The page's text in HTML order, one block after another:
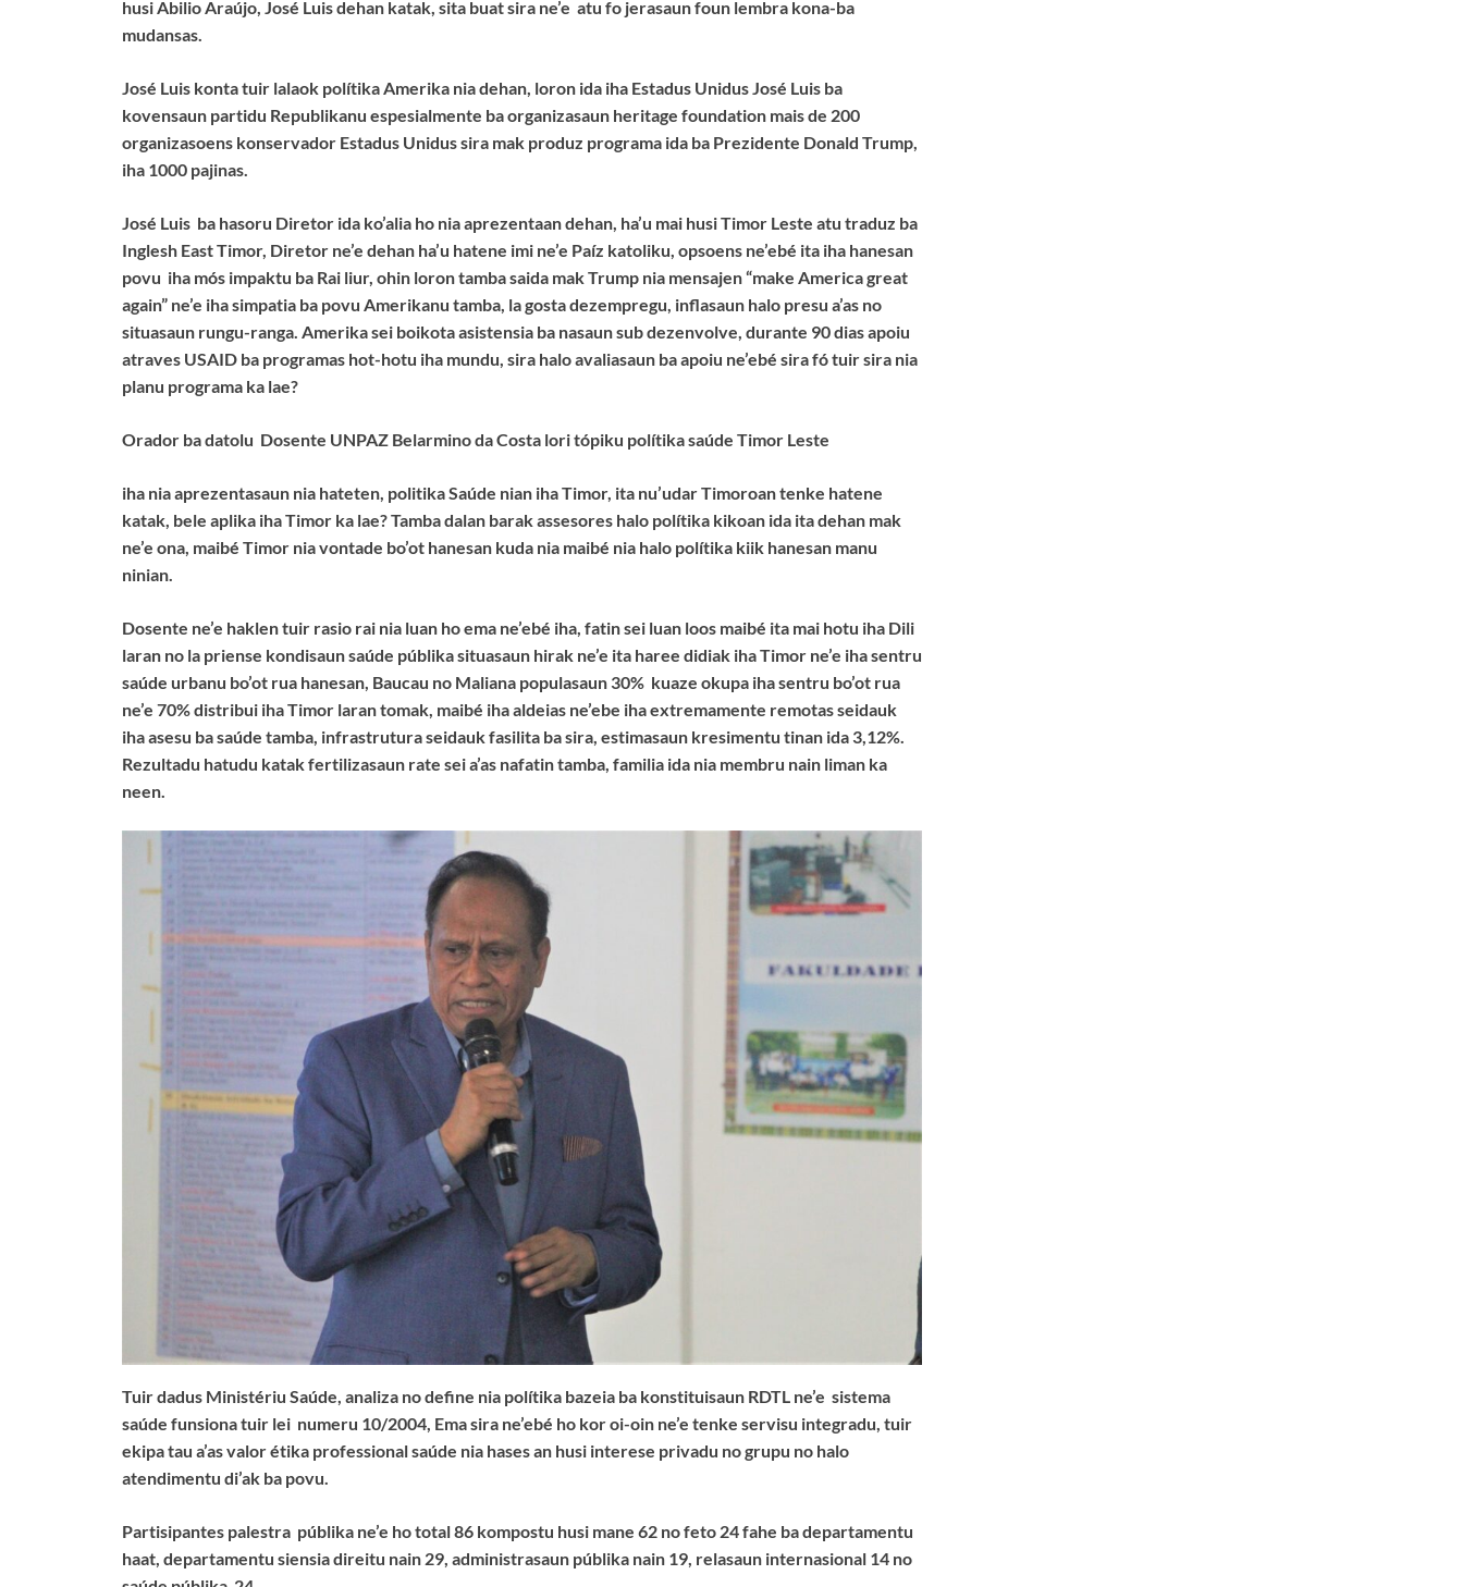
husi Abilio Araújo, José Luis dehan katak, sita buat sira ne’e atu fo jerasaun foun lembra kona-ba
mudansas.
José Luis konta tuir lalaok polítika Amerika nia dehan, loron ida iha Estadus Unidus José Luis ba
kovensaun partidu Republikanu espesialmente ba organizasaun heritage foundation mais de 200
organizasoens konservador Estadus Unidus sira mak produz programa ida ba Prezidente Donald Trump,
iha 1000 pajinas.
José Luis ba hasoru Diretor ida ko’alia ho nia aprezentaan dehan, ha’u mai husi Timor Leste atu traduz ba
Inglesh East Timor, Diretor ne’e dehan ha’u hatene imi ne’e Paíz katoliku, opsoens ne’ebé ita iha hanesan
povu iha mós impaktu ba Rai liur, ohin loron tamba saida mak Trump nia mensajen “make America great
again” ne’e iha simpatia ba povu Amerikanu tamba, la gosta dezempregu, inflasaun halo presu a’as no
situasaun rungu-ranga. Amerika sei boikota asistensia ba nasaun sub dezenvolve, durante 90 dias apoiu
atraves USAID ba programas hot-hotu iha mundu, sira halo avaliasaun ba apoiu ne’ebé sira fó tuir sira nia
planu programa ka lae?
Orador ba datolu Dosente UNPAZ Belarmino da Costa lori tópiku polítika saúde Timor Leste
iha nia aprezentasaun nia hateten, politika Saúde nian iha Timor, ita nu’udar Timoroan tenke hatene
katak, bele aplika iha Timor ka lae? Tamba dalan barak assesores halo polítika kikoan ida ita dehan mak
ne’e ona, maibé Timor nia vontade bo’ot hanesan kuda nia maibé nia halo polítika kiik hanesan manu
ninian.
Dosente ne’e haklen tuir rasio rai nia luan ho ema ne’ebé iha, fatin sei luan loos maibé ita mai hotu iha Dili
laran no la priense kondisaun saúde públika situasaun hirak ne’e ita haree didiak iha Timor ne’e iha sentru
saúde urbanu bo’ot rua hanesan, Baucau no Maliana populasaun 30% kuaze okupa iha sentru bo’ot rua
ne’e 70% distribui iha Timor laran tomak, maibé iha aldeias ne’ebe iha extremamente remotas seidauk
iha asesu ba saúde tamba, infrastrutura seidauk fasilita ba sira, estimasaun kresimentu tinan ida 3,12%.
Rezultadu hatudu katak fertilizasaun rate sei a’as nafatin tamba, familia ida nia membru nain liman ka
neen.
Tuir dadus Ministériu Saúde, analiza no define nia polítika bazeia ba konstituisaun RDTL ne’e sistema
saúde funsiona tuir lei numeru 10/2004, Ema sira ne’ebé ho kor oi-oin ne’e tenke servisu integradu, tuir
ekipa tau a’as valor étika professional saúde nia hases an husi interese privadu no grupu no halo
atendimentu di’ak ba povu.
Partisipantes palestra públika ne’e ho total 86 kompostu husi mane 62 no feto 24 fahe ba departamentu
haat, departamentu siensia direitu nain 29, administrasaun públika nain 19, relasaun internasional 14 no